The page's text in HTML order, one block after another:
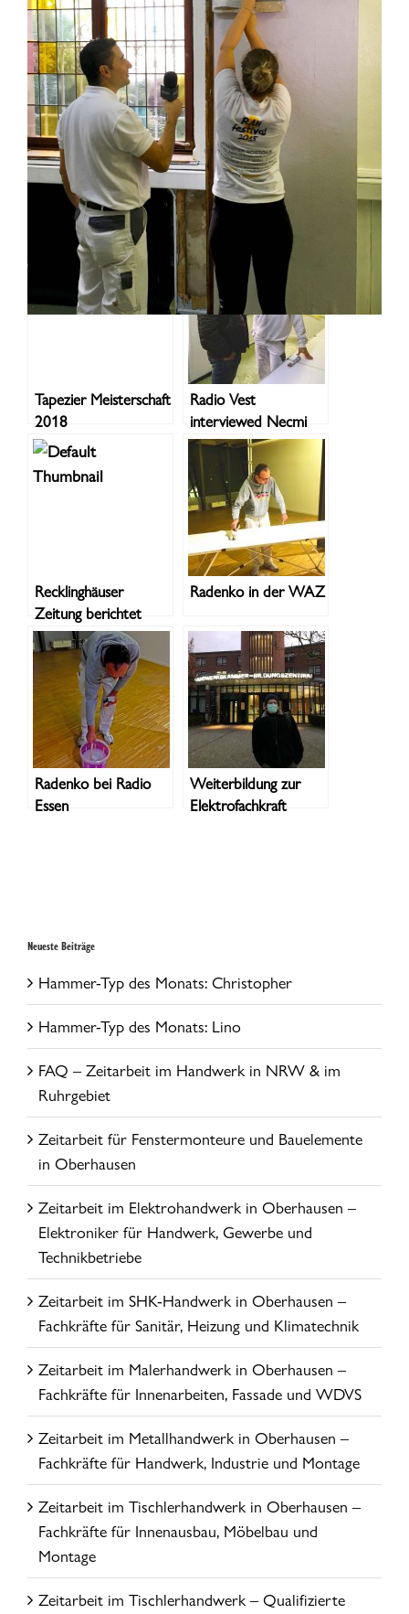
Auch Spannend:
Tapezier Meisterschaft
2018
Radio Vest
interviewed Necmi
Recklinghäuser
Zeitung berichtet
Radenko in der WAZ
Radenko bei Radio
Essen
Weiterbildung zur
Elektrofachkraft
Neueste Beiträge
Hammer-Typ des Monats: Christopher
Hammer-Typ des Monats: Lino
FAQ – Zeitarbeit im Handwerk in NRW & im
Ruhrgebiet
Zeitarbeit für Fenstermonteure und Bauelemente
in Oberhausen
Zeitarbeit im Elektrohandwerk in Oberhausen –
Elektroniker für Handwerk, Gewerbe und
Technikbetriebe
Zeitarbeit im SHK-Handwerk in Oberhausen –
Fachkräfte für Sanitär, Heizung und Klimatechnik
Zeitarbeit im Malerhandwerk in Oberhausen –
Fachkräfte für Innenarbeiten, Fassade und WDVS
Zeitarbeit im Metallhandwerk in Oberhausen –
Fachkräfte für Handwerk, Industrie und Montage
Zeitarbeit im Tischlerhandwerk in Oberhausen –
Fachkräfte für Innenausbau, Möbelbau und
Montage
Zeitarbeit im Tischlerhandwerk – Qualifizierte